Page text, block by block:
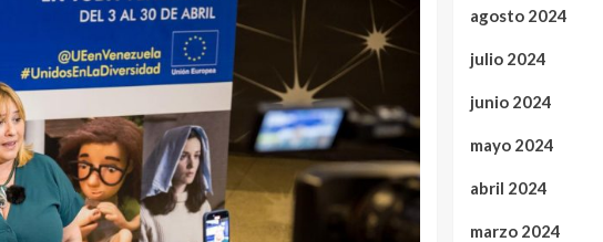
agosto 2024
julio 2024
junio 2024
mayo 2024
abril 2024
marzo 2024